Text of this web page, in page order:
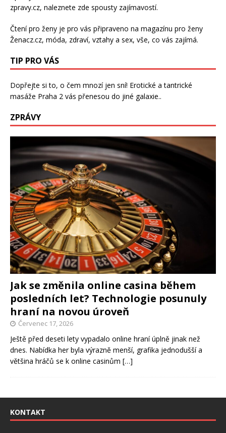
zpravy.cz, naleznete zde spousty zajímavostí.
Čtení pro ženy je pro vás připraveno na magazínu pro ženy
Ženacz.cz, móda, zdraví, vztahy a sex, vše, co vás zajímá.
TIP PRO VÁS
Dopřejte si to, o čem mnozí jen sní! Erotické a tantrické
masáže Praha 2 vás přenesou do jiné galaxie..
ZPRÁVY
Jak se změnila online casina během
posledních let? Technologie posunuly
hraní na novou úroveň
Červenec 17, 2026
Ještě před deseti lety vypadalo online hraní úplně jinak než
dnes. Nabídka her byla výrazně menší, grafika jednodušší a
většina hráčů se k online casinům […]
KONTAKT